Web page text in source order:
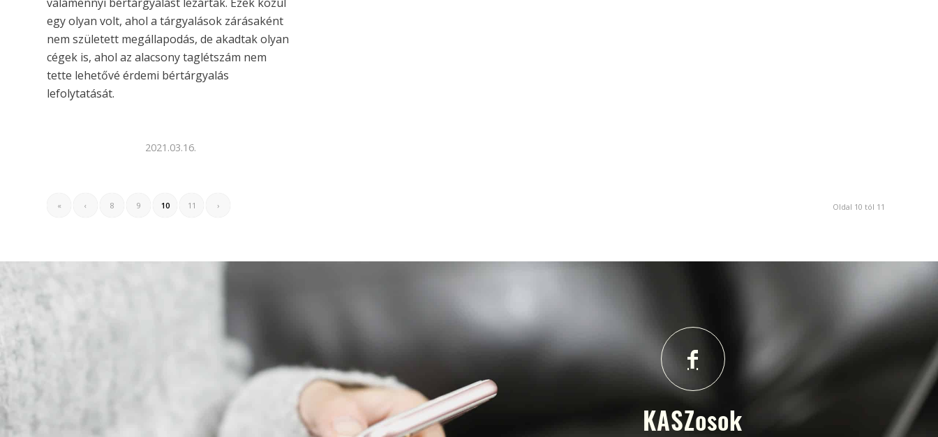
egy olyan volt, ahol a tárgyalások zárásaként
nem született megállapodás, de akadtak olyan
cégek is, ahol az alacsony taglétszám nem
tette lehetővé érdemi bértárgyalás
lefolytatását.
2021.03.16.
Oldal 10 tól 11
« ‹ 8 9 10 11 ›
KASZosok